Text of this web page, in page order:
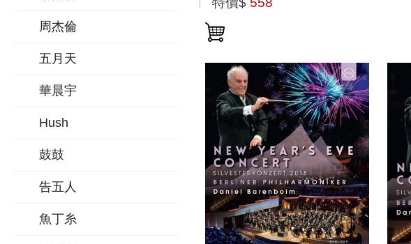
周杰倫
五月天
華晨宇
Hush
鼓鼓
告五人
魚丁糸